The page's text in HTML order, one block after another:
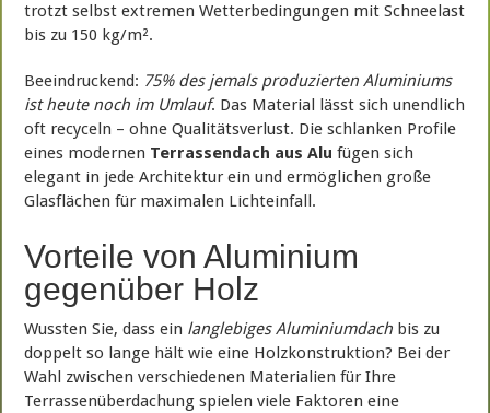
trotzt selbst extremen Wetterbedingungen mit Schneelast
bis zu 150 kg/m².
Beeindruckend: 75% des jemals produzierten Aluminiums
ist heute noch im Umlauf. Das Material lässt sich unendlich
oft recyceln – ohne Qualitätsverlust. Die schlanken Profile
eines modernen Terrassendach aus Alu fügen sich
elegant in jede Architektur ein und ermöglichen große
Glasflächen für maximalen Lichteinfall.
Vorteile von Aluminium
gegenüber Holz
Wussten Sie, dass ein langlebiges Aluminiumdach bis zu
doppelt so lange hält wie eine Holzkonstruktion? Bei der
Wahl zwischen verschiedenen Materialien für Ihre
Terrassenüberdachung spielen viele Faktoren eine